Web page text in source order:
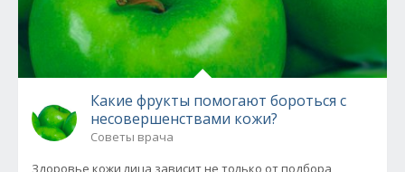
Какие фрукты помогают бороться с
несовершенствами кожи?
Советы врача
Здоровье кожи лица зависит не только от подбора